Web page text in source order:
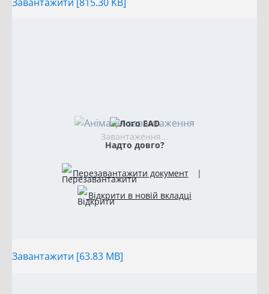
Завантаження...
Надто довго?
Перезавантажити документ
|
Відкрити в новій вкладці
Завантажити [63.83 MB]